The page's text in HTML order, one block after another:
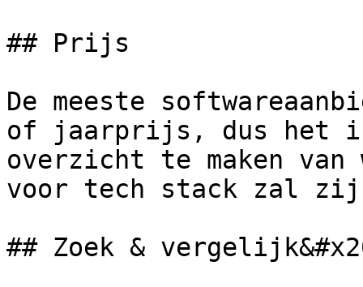
## Prijs
De meeste
of jaarprijs, dus het is
overzicht te maken
voor tech stack zal
## Zoek &